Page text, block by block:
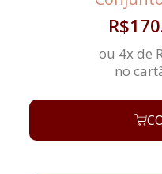
R$
ou 4x de
no